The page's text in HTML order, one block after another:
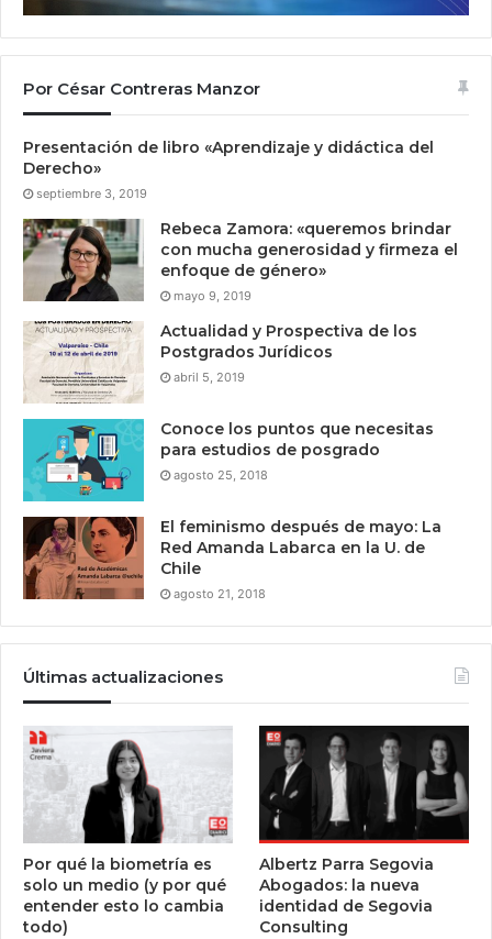
Por César Contreras Manzor
Presentación de libro «Aprendizaje y didáctica del
Derecho»
septiembre 3, 2019
Rebeca Zamora: «queremos brindar
con mucha generosidad y firmeza el
enfoque de género»
mayo 9, 2019
Actualidad y Prospectiva de los
Postgrados Jurídicos
abril 5, 2019
Conoce los puntos que necesitas
para estudios de posgrado
agosto 25, 2018
El feminismo después de mayo: La
Red Amanda Labarca en la U. de
Chile
agosto 21, 2018
Últimas actualizaciones
Por qué la biometría es
solo un medio (y por qué
entender esto lo cambia
todo)
Albertz Parra Segovia
Abogados: la nueva
identidad de Segovia
Consulting